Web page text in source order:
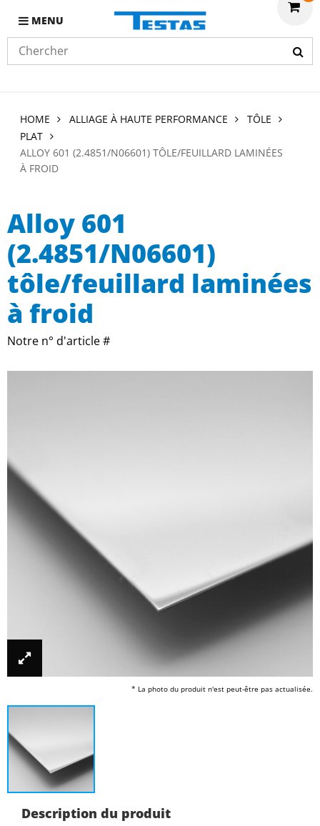
MENU
HOME ALLIAGE À HAUTE PERFORMANCE
TÔLE
PLAT
ALLOY 601 (2.4851/N06601) TÔLE/FEUILLARD LAMINÉES
À FROID
Alloy 601
(2.4851/N06601)
tôle/feuillard laminées
à froid
Notre n° d'article #
* La photo du produit n'est peut-être pas actualisée.
Description du produit